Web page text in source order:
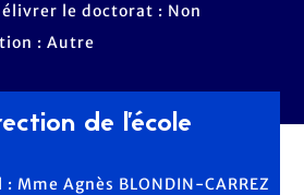
le doctorat : Non
: Autre
de l'école
Mme Agnès BLONDIN-CARREZ